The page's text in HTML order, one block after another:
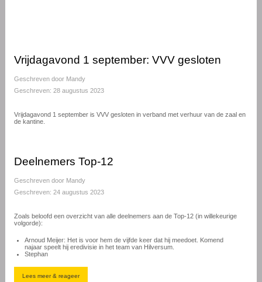
Vrijdagavond 1 september: VVV gesloten
Geschreven door Mandy
Geschreven: 28 augustus 2023
Vrijdagavond 1 september is VVV gesloten in verband met verhuur van de zaal en
de kantine.
Deelnemers Top-12
Geschreven door Mandy
Geschreven: 24 augustus 2023
Zoals beloofd een overzicht van alle deelnemers aan de Top-12 (in willekeurige
volgorde):
Arnoud Meijer: Het is voor hem de vijfde keer dat hij meedoet. Komend
najaar speelt hij eredivisie in het team van Hilversum.
Stephan
Lees meer & reageer